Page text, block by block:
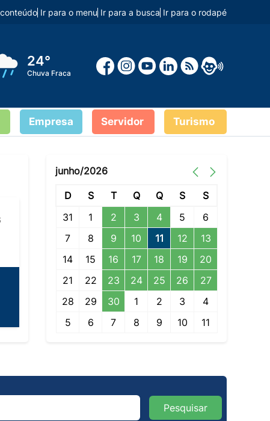
Ir para o menu Ir para a busca Ir para o rodapé
24°
Chuva Fraca
Empresa Servidor Turismo
junho/2026
D S T Q Q S
S
31
1 2 3 4 5
6
7
8 9 10 11 12
13
14
15 16 17 18 19
20
21
22 23 24 25 26
27
28
29 30 1 2 3
4
5
6 7 8 9 10 11
Pesquisar